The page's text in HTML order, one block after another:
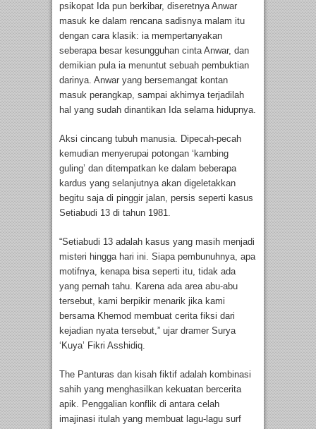
psikopat Ida pun berkibar, diseretnya Anwar
masuk ke dalam rencana sadisnya malam itu
dengan cara klasik: ia mempertanyakan
seberapa besar kesungguhan cinta Anwar, dan
demikian pula ia menuntut sebuah pembuktian
darinya. Anwar yang bersemangat kontan
masuk perangkap, sampai akhirnya terjadilah
hal yang sudah dinantikan Ida selama hidupnya.
Aksi cincang tubuh manusia. Dipecah-pecah
kemudian menyerupai potongan ‘kambing
guling’ dan ditempatkan ke dalam beberapa
kardus yang selanjutnya akan digeletakkan
begitu saja di pinggir jalan, persis seperti kasus
Setiabudi 13 di tahun 1981.
“Setiabudi 13 adalah kasus yang masih menjadi
misteri hingga hari ini. Siapa pembunuhnya, apa
motifnya, kenapa bisa seperti itu, tidak ada
yang pernah tahu. Karena ada area abu-abu
tersebut, kami berpikir menarik jika kami
bersama Khemod membuat cerita fiksi dari
kejadian nyata tersebut,” ujar dramer Surya
‘Kuya’ Fikri Asshidiq.
The Panturas dan kisah fiktif adalah kombinasi
sahih yang menghasilkan kekuatan bercerita
apik. Penggalian konflik di antara celah
imajinasi itulah yang membuat lagu-lagu surf